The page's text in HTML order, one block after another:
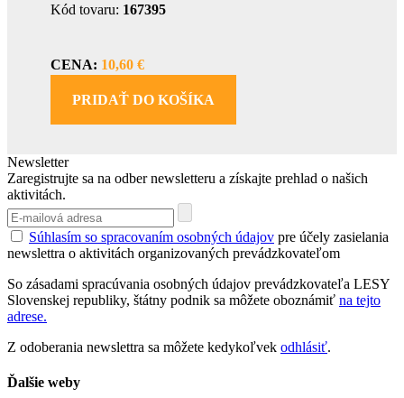
Kód tovaru: 167395
CENA: 10,60 €
PRIDAŤ DO KOŠÍKA
Newsletter
Zaregistrujte sa na odber newsletteru a získajte prehlad o našich
aktivitách.
Súhlasím so spracovaním osobných údajov pre účely zasielania
newslettra o aktivitách organizovaných prevádzkovateľom
So zásadami spracúvania osobných údajov prevádzkovateľa LESY
Slovenskej republiky, štátny podnik sa môžete oboznámiť na tejto
adrese.
Z odoberania newslettra sa môžete kedykoľvek odhlásiť.
Ďalšie weby